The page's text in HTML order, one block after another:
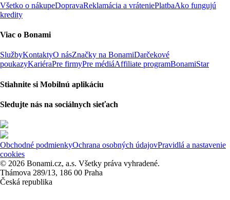
Všetko o nákupeDopravaReklamácia a vráteniePlatbaAko fungujú
kredity
Viac o Bonami
SlužbyKontaktyO násZnačky na BonamiDarčekové
poukazyKariéraPre firmyPre médiáAffiliate programBonamiStar
Stiahnite si Mobilnú aplikáciu
Sledujte nás na sociálnych sieťach
Obchodné podmienkyOchrana osobných údajovPravidlá a nastavenie
cookies
© 2026 Bonami.cz, a.s. Všetky práva vyhradené.
Thámova 289/13, 186 00 Praha
Česká republika